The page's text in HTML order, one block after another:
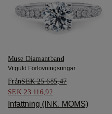
Muse Diamantband
Vitguld Förlovningsringar
FrånSEK 25 685,47
SEK 23 116,92
Infattning (INK. MOMS)